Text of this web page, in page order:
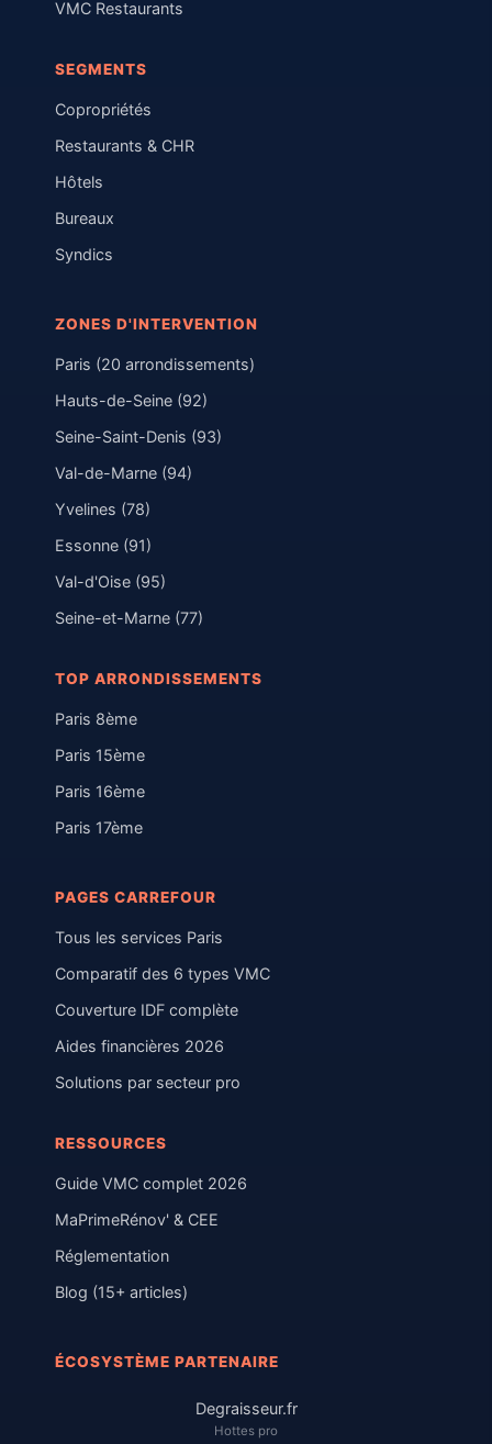
VMC Restaurants
SEGMENTS
Copropriétés
Restaurants & CHR
Hôtels
Bureaux
Syndics
ZONES D'INTERVENTION
Paris (20 arrondissements)
Hauts-de-Seine (92)
Seine-Saint-Denis (93)
Val-de-Marne (94)
Yvelines (78)
Essonne (91)
Val-d'Oise (95)
Seine-et-Marne (77)
TOP ARRONDISSEMENTS
Paris 8ème
Paris 15ème
Paris 16ème
Paris 17ème
PAGES CARREFOUR
Tous les services Paris
Comparatif des 6 types VMC
Couverture IDF complète
Aides financières 2026
Solutions par secteur pro
RESSOURCES
Guide VMC complet 2026
MaPrimeRénov' & CEE
Réglementation
Blog (15+ articles)
ÉCOSYSTÈME PARTENAIRE
Degraisseur.fr
Hottes pro